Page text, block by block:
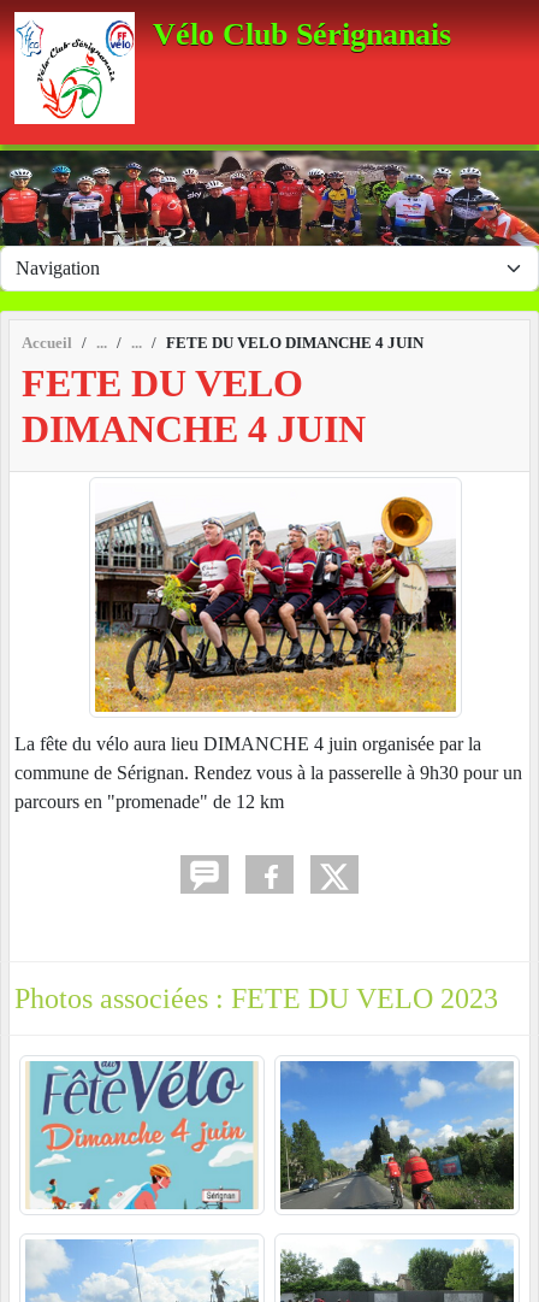
Vélo Club Sérignanais
Accueil FETE DU VELO DIMANCHE 4 JUIN
FETE DU VELO
DIMANCHE 4 JUIN
La fête du vélo aura lieu DIMANCHE 4 juin organisée par la
commune de Sérignan. Rendez vous à la passerelle à 9h30 pour un
parcours en "promenade" de 12 km
Photos associées : FETE DU VELO 2023
Panneau de gestion des cookies